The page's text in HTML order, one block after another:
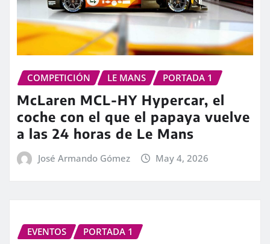
COMPETICIÓN LE MANS PORTADA 1
McLaren MCL-HY Hypercar, el
coche con el que el papaya vuelve
a las 24 horas de Le Mans
José Armando Gómez May 4, 2026
EVENTOS PORTADA 1